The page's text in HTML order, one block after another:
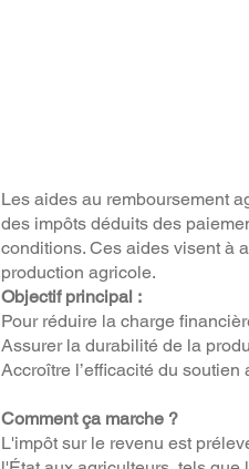
Les aides au remboursement
des impôts déduits des
conditions. Ces aides visent à
production agricole.
Objectif principal :
Pour réduire la charge
Assurer la durabilité de la
Accroître l’efficacité du
Comment ça marche ?
L'impôt sur le revenu est